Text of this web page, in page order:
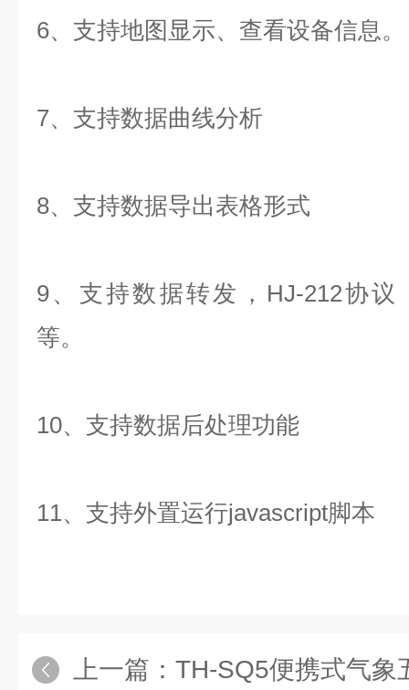
6、支持地图显示、查看设备信息
7、支持数据曲线分析
8、支持数据导出表格形式
9、支持数据转发，HJ-212协议
等。
10、支持数据后处理功能
11、支持外置运行javascript脚本
上一篇： TH-SQ5便携式气象